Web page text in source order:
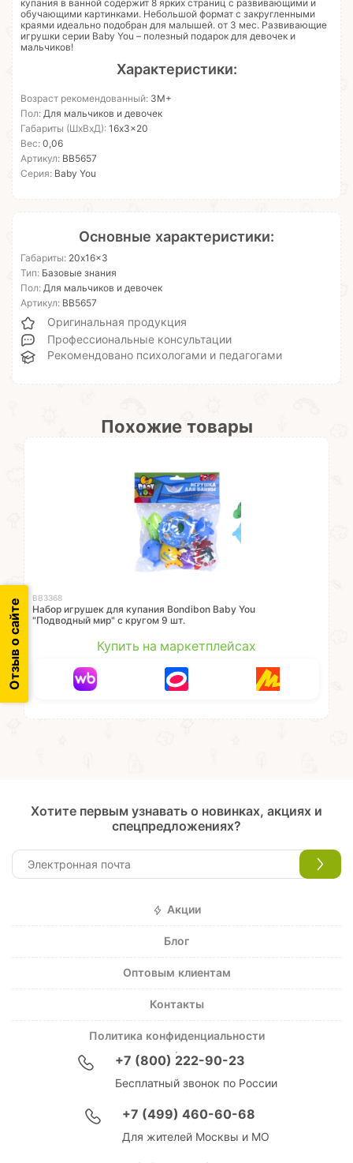
купания в ванной содержит 8 ярких страниц с развивающими и
обучающими картинками. Небольшой формат с закругленными
краями идеально подобран для малышей. от 3 мес. Развивающие
игрушки серии Baby You – полезный подарок для девочек и
мальчиков!
Характеристики:
Возраст рекомендованный: 3М+
Пол: Для мальчиков и девочек
Габариты (ШхВхД): 16x3x20
Вес: 0,06
Артикул: ВВ5657
Серия: Baby You
Основные характеристики:
Габариты: 20x16x3
Тип: Базовые знания
Пол: Для мальчиков и девочек
Артикул: ВВ5657
Оригинальная продукция
Профессиональные консультации
Рекомендовано психологами и педагогами
Похожие товары
ВВ3368
Набор игрушек для купания Bondibon Baby You
"Подводный мир" с кругом 9 шт.
Купить на маркетплейсах
Отзыв о сайте
Хотите первым узнавать о новинках, акциях и
спецпредложениях?
Акции
Блог
Оптовым клиентам
Контакты
Политика конфиденциальности
+7 (800) 222-90-23
Бесплатный звонок по России
+7 (499) 460-60-68
Для жителей Москвы и МО